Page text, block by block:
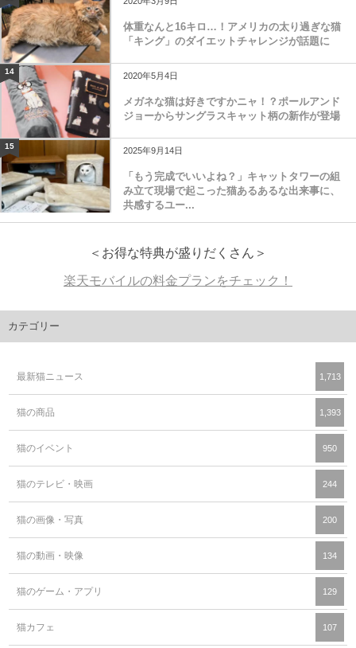
体重なんと16キロ…！アメリカの太り過ぎな猫
「キング」のダイエットチャレンジが話題に
14 2020年5月4日
メガネな猫は好きですかニャ！？ポールアンド
ジョーからサングラスキャット柄の新作が登場
15 2025年9月14日
「もう完成でいいよね？」キャットタワーの組
み立て現場で起こった猫あるあるな出来事に、
共感するユー...
＜お得な特典が盛りだくさん＞
楽天モバイルの料金プランをチェック！
カテゴリー
最新猫ニュース 1,713
猫の商品 1,393
猫のイベント 950
猫のテレビ・映画 244
猫の画像・写真 200
猫の動画・映像 134
猫のゲーム・アプリ 129
猫カフェ 107